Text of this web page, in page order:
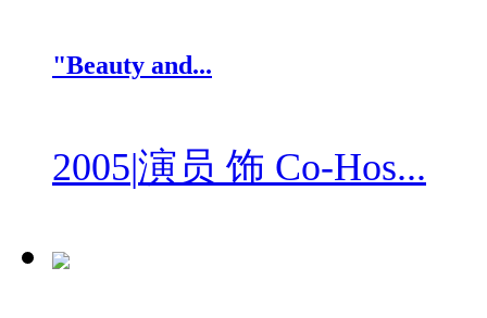
"Beauty and...
2005|演员 饰 Co-Hos...